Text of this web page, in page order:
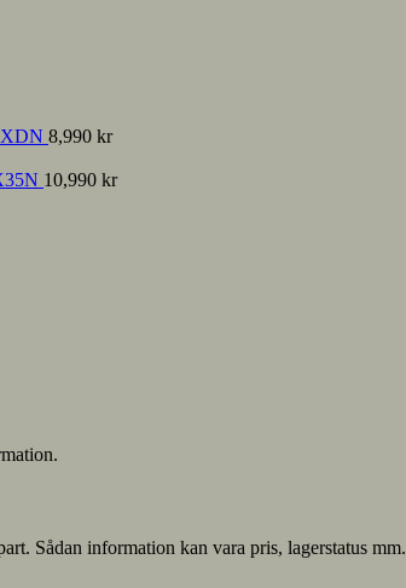
8,990 kr
10,990 kr
Sådan information kan vara pris, lagerstatus mm.